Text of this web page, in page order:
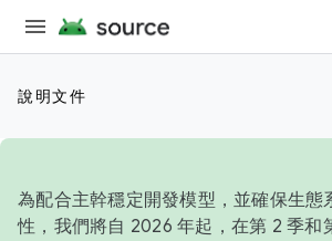
說明文件
為配合主幹穩定開發模型，並確保生態
性，我們將自 2026 年起，在第 2 季和